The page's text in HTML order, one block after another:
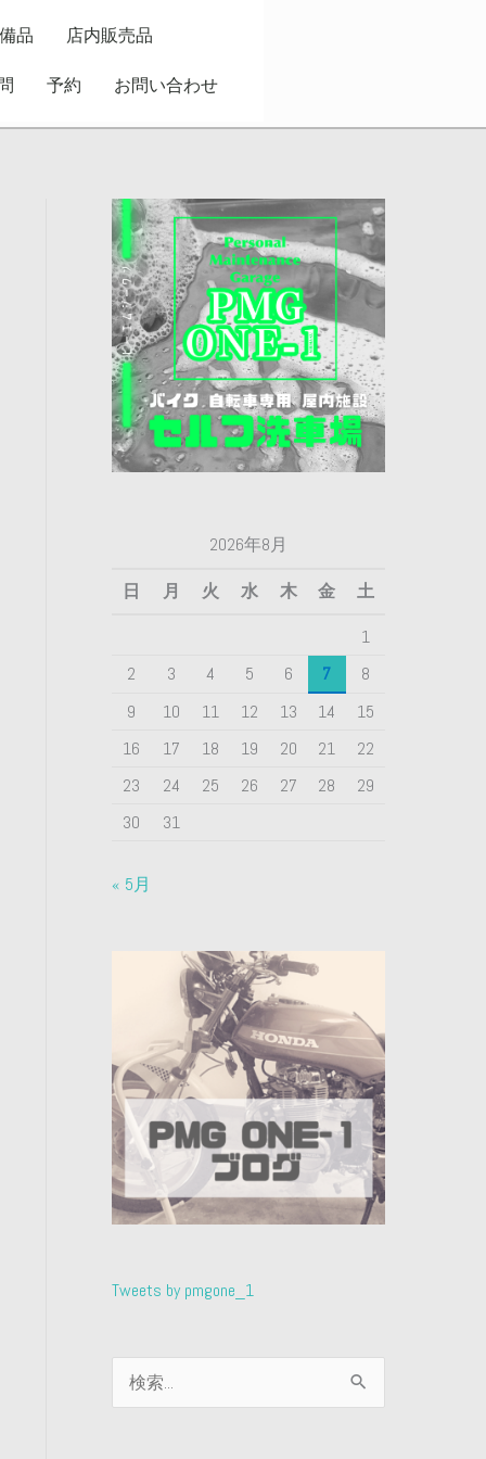
品 店内販売品
予約 お問い合わせ
2026年8月
日 月 火 水 木 金
土
1
2
3 4 5 6 7
8
9
10 11 12 13 14
15
16
17 18 19 20 21
22
23
24 25 26 27 28
29
30
31
« 5月
Tweets by pmgone_1